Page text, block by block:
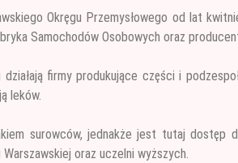
Okręgu Przemysłowego od lat
Samochodów Osobowych oraz
firmy produkujące części i
leków.
surowców, jednakże jest tutaj dostęp
oraz uczelni wyższych.